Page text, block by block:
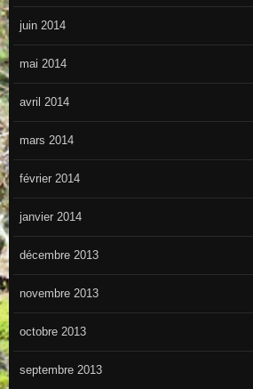
juin 2014
mai 2014
avril 2014
mars 2014
février 2014
janvier 2014
décembre 2013
novembre 2013
octobre 2013
septembre 2013